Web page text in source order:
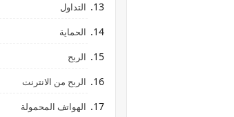
التداول
الحماية
الربح
الربح من الانترنت
الهواتف المحمولة